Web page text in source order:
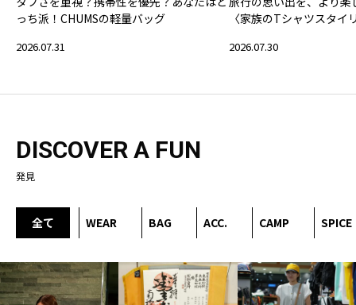
っち派！CHUMSの軽量バッグ
2026.07.31
〈家族のTシャツスタイ
2026.07.30
DISCOVER A FUN
発見
全て WEAR BAG ACC. CAMP SPICE